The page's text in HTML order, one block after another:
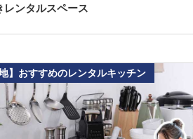
レンタルスペース
地】おすすめのレンタルキッチン